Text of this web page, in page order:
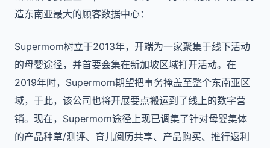
造东南亚最大的顾客数据中心：
Supermom树立于2013年，开端为一家聚集于线下活动
的母婴途径，并首要会集在新加坡区域打开活动。在
2019年时，Supermom期望把事务掩盖至整个东南亚区
域，于此，该公司也将开展要点搬运到了线上的数字营
销。现在，Supermom途径上现已调集了针对母婴集体
的产品种草/测评、育儿阅历共享、产品购买、推行返利